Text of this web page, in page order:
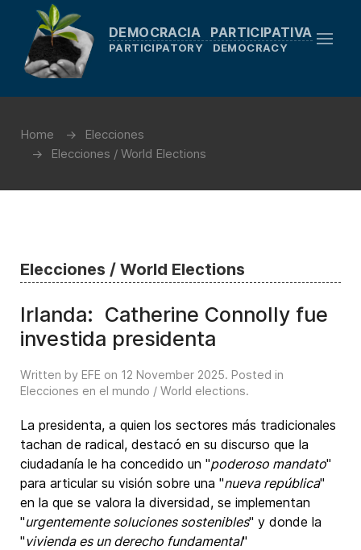
DEMOCRACIA PARTICIPATIVA
PARTICIPATORY DEMOCRACY
Home
Elecciones
Elecciones / World Elections
Elecciones / World Elections
Irlanda: Catherine Connolly fue
investida presidenta
Written by EFE on 12 November 2025. Posted in
Elecciones en el mundo / World elections.
La presidenta, a quien los sectores más tradicionales
tachan de radical, destacó en su discurso que la
ciudadanía le ha concedido un "poderoso mandato"
para articular su visión sobre una "nueva república"
en la que se valora la diversidad, se implementan
"urgentemente soluciones sostenibles" y donde la
"vivienda es un derecho fundamental"